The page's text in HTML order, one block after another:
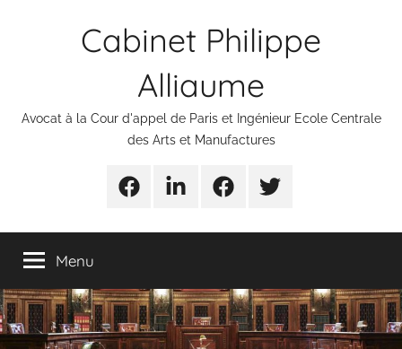
Cabinet Philippe
Alliaume
Avocat à la Cour d'appel de Paris et Ingénieur Ecole Centrale
des Arts et Manufactures
UrgencesLinkedinFacebookTwitter
Menu